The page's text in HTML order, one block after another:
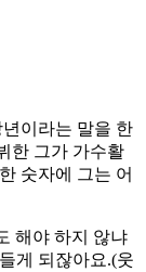
이라는 말을 한
한 그가 가수활
숫자에 그는 어
해야 하지 않냐
게 되잖아요.(웃